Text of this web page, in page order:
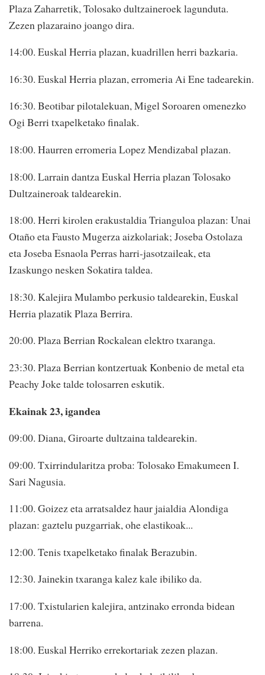
Plaza Zaharretik, Tolosako dultzaineroek lagunduta.
Zezen plazaraino joango dira.
14:00. Euskal Herria plazan, kuadrillen herri bazkaria.
16:30. Euskal Herria plazan, erromeria Ai Ene tadearekin.
16:30. Beotibar pilotalekuan, Migel Soroaren omenezko
Ogi Berri txapelketako finalak.
18:00. Haurren erromeria Lopez Mendizabal plazan.
18:00. Larrain dantza Euskal Herria plazan Tolosako
Dultzaineroak taldearekin.
18:00. Herri kirolen erakustaldia Trianguloa plazan: Unai
Otaño eta Fausto Mugerza aizkolariak; Joseba Ostolaza
eta Joseba Esnaola Perras harri-jasotzaileak, eta
Izaskungo nesken Sokatira taldea.
18:30. Kalejira Mulambo perkusio taldearekin, Euskal
Herria plazatik Plaza Berrira.
20:00. Plaza Berrian Rockalean elektro txaranga.
23:30. Plaza Berrian kontzertuak Konbenio de metal eta
Peachy Joke talde tolosarren eskutik.
Ekainak 23, igandea
09:00. Diana, Giroarte dultzaina taldearekin.
09:00. Txirrindularitza proba: Tolosako Emakumeen I.
Sari Nagusia.
11:00. Goizez eta arratsaldez haur jaialdia Alondiga
plazan: gaztelu puzgarriak, ohe elastikoak...
12:00. Tenis txapelketako finalak Berazubin.
12:30. Jainekin txaranga kalez kale ibiliko da.
17:00. Txistularien kalejira, antzinako erronda bidean
barrena.
18:00. Euskal Herriko errekortariak zezen plazan.